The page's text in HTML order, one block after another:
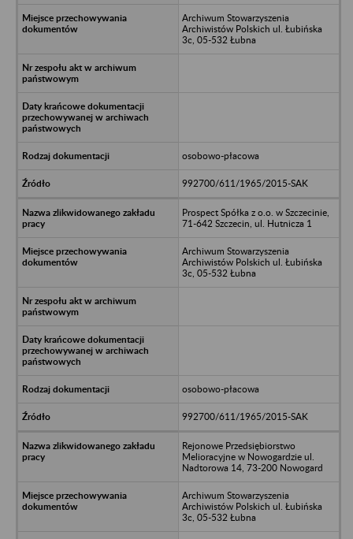
Archiwum Stowarzyszenia
Archiwistów Polskich ul. Łubińska
3c, 05-532 Łubna
osobowo-płacowa
992700/611/1965/2015-SAK
Prospect Spółka z o.o. w Szczecinie,
71-642 Szczecin, ul. Hutnicza 1
Archiwum Stowarzyszenia
Archiwistów Polskich ul. Łubińska
3c, 05-532 Łubna
osobowo-płacowa
992700/611/1965/2015-SAK
Rejonowe Przedsiębiorstwo
Melioracyjne w Nowogardzie ul.
Nadtorowa 14, 73-200 Nowogard
Archiwum Stowarzyszenia
Archiwistów Polskich ul. Łubińska
3c, 05-532 Łubna